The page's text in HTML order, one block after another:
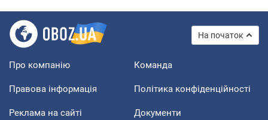
На початок
Про компанію Команда
Правова інформація Політика конфіденційності
Реклама на сайті Документи